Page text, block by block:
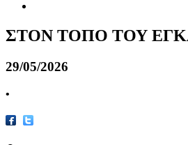
ΣΤΟΝ ΤΟΠΟ ΤΟΥ
29/05/2026
•